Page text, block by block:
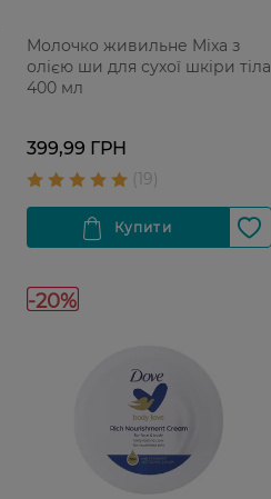
Молочко живильне Mixa з
олією ши для сухої шкіри тіла
400 мл
399,99 ГРН
-20%